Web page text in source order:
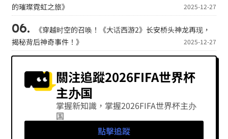
的璀璨霓虹之旅》
2025-12-27
《穿越时空的召唤！《大话西游2》长安桥头神龙再现，
揭秘背后神奇事件！》
2025-12-27
關注追蹤2026FIFA世界杯
主办国
掌握新知識，掌握2026FIFA世界杯主办
国
點擊追蹤